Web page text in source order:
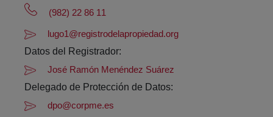
(982) 22 86 11
lugo1@registrodelapropiedad.org
Datos del Registrador:
José Ramón Menéndez Suárez
Delegado de Protección de Datos:
dpo@corpme.es